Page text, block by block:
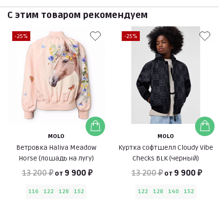
С этим товаром рекомендуем
-25%
MOLO
Ветровка Haliva Meadow
Horse (лошадь на лугу)
13 200 ₽ от 9 900 ₽
116 122 128 152
-25%
MOLO
Куртка софтшелл Cloudy Vibe
Checks BLK (черный)
13 200 ₽ от 9 900 ₽
122 128 140 152